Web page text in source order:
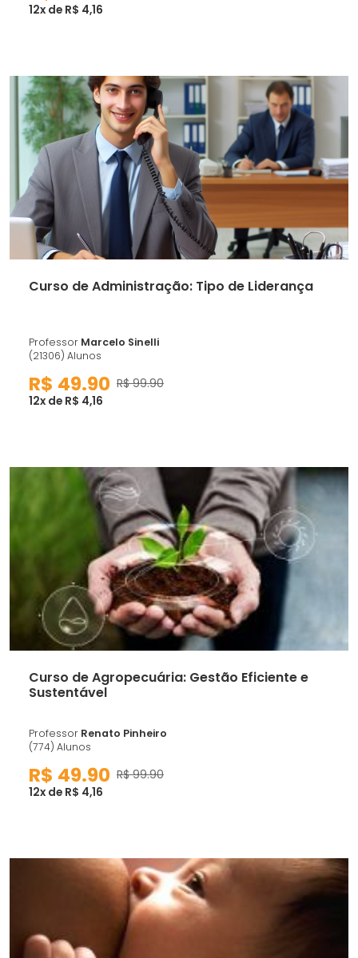
12x de R$ 4,16
Curso de Administração: Tipo de Liderança
Professor Marcelo Sinelli
(21306) Alunos
R$ 49.90 R$ 99.90
12x de R$ 4,16
Curso de Agropecuária: Gestão Eficiente e
Sustentável
Professor Renato Pinheiro
(774) Alunos
R$ 49.90 R$ 99.90
12x de R$ 4,16